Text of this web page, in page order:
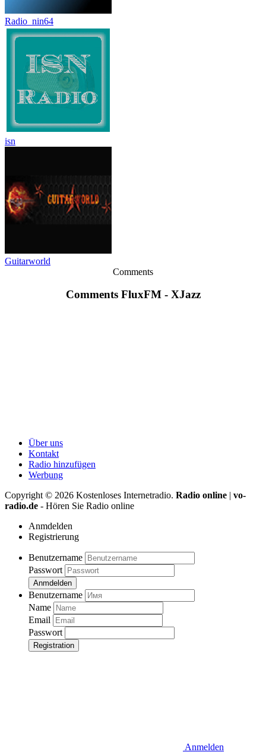
Radio_nin64
isn
Guitarworld
Comments
Comments FluxFM - XJazz
Über uns
Kontakt
Radio hinzufügen
Werbung
Copyright © 2026 Kostenloses Internetradio. Radio online | vo-
radio.de - Hören Sie Radio online
Anmdelden
Registrierung
Benutzername
Passwort
Anmdelden
Benutzername
Name
Email
Passwort
Registration
Anmelden